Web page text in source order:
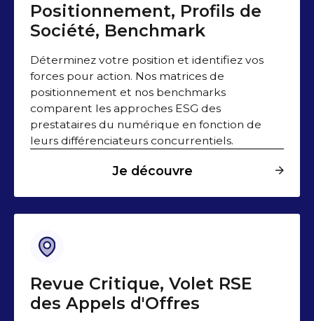
Positionnement, Profils de
Société, Benchmark
Déterminez votre position et identifiez vos
forces pour action. Nos matrices de
positionnement et nos benchmarks
comparent les approches ESG des
prestataires du numérique en fonction de
leurs différenciateurs concurrentiels.
Je découvre
Revue Critique, Volet RSE
des Appels d'Offres